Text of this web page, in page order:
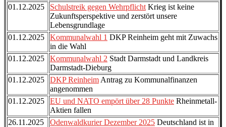
01.12.2025
Schulstreik gegen Wehrpflicht Krieg ist keine
Zukunftsperspektive und zerstört unsere
Lebensgrundlage
01.12.2025
Kommunalwahl 1 DKP Reinheim geht mit Zuwachs
in die Wahl
01.12.2025
Kommunalwahl 2 Stadt Darmstadt und Landkreis
Darmstadt-Dieburg
01.12.2025
DKP Reinheim Antrag zu Kommunalfinanzen
angenommen
01.12.2025
EU und NATO empört über 28 Punkte Rheinmetall-
Aktien fallen
26.11.2025
Odenwaldkurier Dezember 2025 Deutschland ist in